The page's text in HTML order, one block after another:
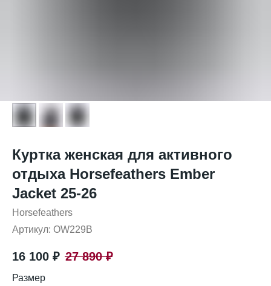
Куртка женская для активного
отдыха Horsefeathers Ember
Jacket 25-26
Horsefeathers
Артикул: OW229B
16 100 ₽ 27 890 ₽
Размер